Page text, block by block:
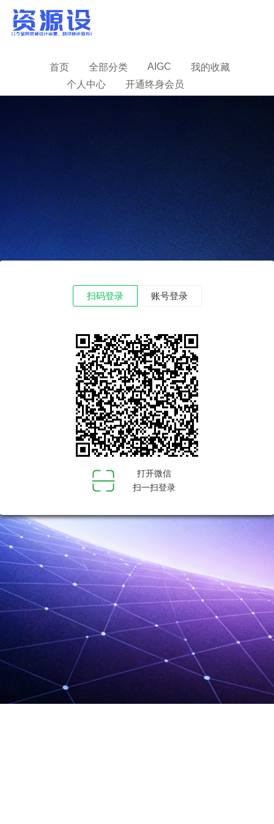
首页 全部分类 AIGC
我的收藏
个人中心
开通终身会员
扫码登录 账号登录
打开微信
扫一扫登录